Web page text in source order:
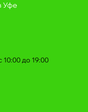
Уфе
10:00 до 19:00